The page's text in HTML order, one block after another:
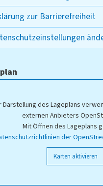
zur Barrierefreiheit
Darstellung des Lageplans
externen Anbieters
Mit Öffnen des Lageplans
der
Karten aktivieren